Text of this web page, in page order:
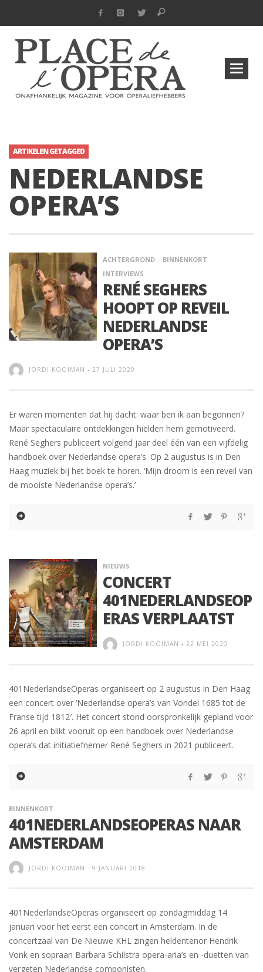
ARTIKELEN GETAGGED
NEDERLANDSE
OPERA’S
ACHTERGROND
BINNENKORT
INTERVIEWS
RENÉ SEGHERS
HOOPT OP REVEIL
NEDERLANDSE
OPERA’S
JORDI KOOIMAN - 27 JULI 2020
Er waren momenten dat hij dacht: waar ben ik aan begonnen?
Maar spectaculaire ontdekkingen hielden hem gemotiveerd.
René Seghers publiceert volgend jaar deel één van een vijfdelig
handboek over Nederlandse opera’s. Op 2 augustus is in Den
Haag muziek bij het boek te horen. ‘Mijn droom is een reveil van
de mooiste Nederlandse opera’s.’
NIEUWS
CONCERT
401NEDERLANDSEOP
ERAS VERPLAATST
JORDI KOOIMAN - 22 MEI 2020
401NederlandseOperas organiseert op 2 augustus in Den Haag
een concert over ‘Nederlandse opera’s van Vondel 1685 tot de
Franse tijd 1812′. Het concert stond oorspronkelijk gepland voor
26 april en blikt vooruit op een handboek over Nederlandse
opera’s dat initiatiefnemer René Seghers in 2021 publiceert.
BINNENKORT
401NEDERLANDSEOPERAS NAAR
AMSTERDAM
JORDI KOOIMAN - 9 JANUARI 2018
401NederlandseOperas organiseert op zondagmiddag 14
januari voor het eerst een concert in Amsterdam. In de
concertzaal van De Nieuwe KHL zingen heldentenor Hendrik
Vonk en sopraan Barbara Schilstra opera-aria’s en -duetten van
vergeten Nederlandse componisten.